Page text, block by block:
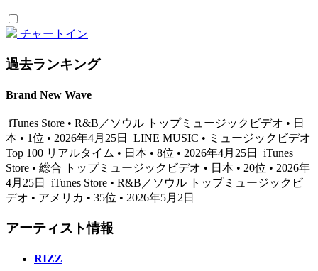
チャートイン
過去ランキング
Brand New Wave
iTunes Store • R&B／ソウル トップミュージックビデオ • 日
本 • 1位 • 2026年4月25日
LINE MUSIC • ミュージックビデオ
Top 100 リアルタイム • 日本 • 8位 • 2026年4月25日
iTunes
Store • 総合 トップミュージックビデオ • 日本 • 20位 • 2026年
4月25日
iTunes Store • R&B／ソウル トップミュージックビ
デオ • アメリカ • 35位 • 2026年5月2日
アーティスト情報
RIZZ